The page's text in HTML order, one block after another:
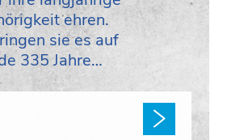
ehren.
sie es auf
335 Jahre…